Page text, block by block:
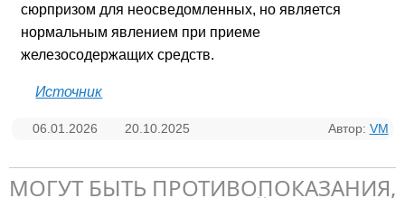
сюрпризом для неосведомленных, но является
нормальным явлением при приеме
железосодержащих средств.
Источник
06.01.2026 20.10.2025 Автор: VM
МОГУТ БЫТЬ ПРОТИВОПОКАЗАНИЯ,